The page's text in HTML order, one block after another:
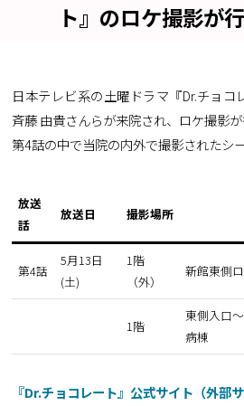
ト』のロケ撮影が
日本テレビ系の土曜ドラマ『Dr.チョコ
斉藤 由貴さんらが来院され、ロケ撮影が
第4話の中で当院の内外で撮影されたシ
放送
話
放送日 撮影場所
第4話
5月13日
(土)
1階
（外）
新館東側
1階
東側入口
病棟
『Dr.チョコレート』公式サイト（外部サ